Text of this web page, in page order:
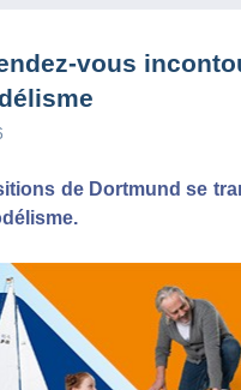
vous
de Dortmund se